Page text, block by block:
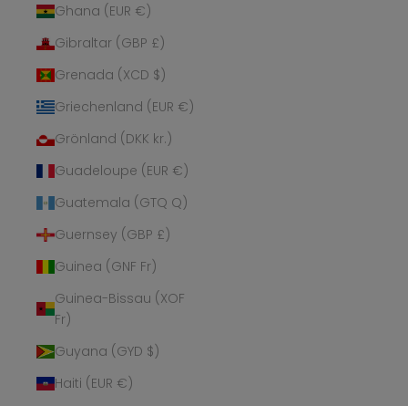
Ghana (EUR €)
Gibraltar (GBP £)
Grenada (XCD $)
Griechenland (EUR €)
Grönland (DKK kr.)
Guadeloupe (EUR €)
Guatemala (GTQ Q)
Guernsey (GBP £)
Guinea (GNF Fr)
Guinea-Bissau (XOF
Fr)
Guyana (GYD $)
Haiti (EUR €)